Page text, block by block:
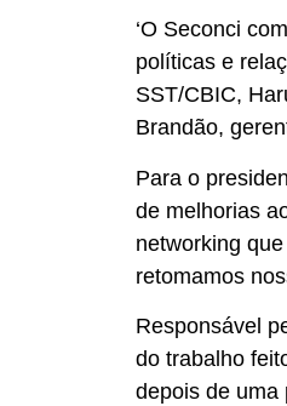
‘O Seconci
políticas e
SST/CBIC,
Brandão,
Para o
de melhorias
networking
retomamos
Responsável
do trabalho
depois de uma